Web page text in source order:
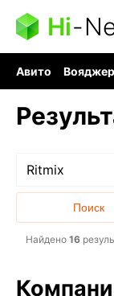
Hi-
Авито Вояджер
Найдено 16